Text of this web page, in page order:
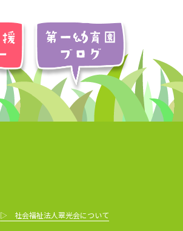
▷ 社会福祉法人翠光会について